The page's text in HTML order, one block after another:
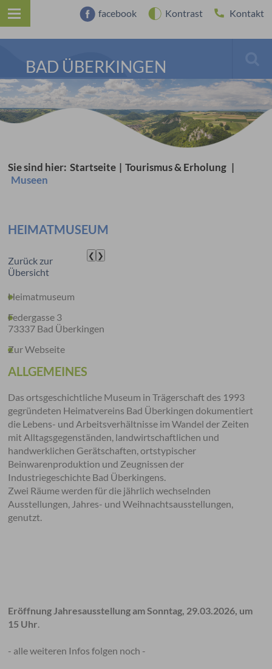
facebook Kontrast Kontakt
BAD ÜBERKINGEN
Sie sind hier: Startseite | Tourismus & Erholung |
Museen
HEIMATMUSEUM
Zurück zur
Übersicht
Heimatmuseum
Federgasse 3
73337 Bad Überkingen
Zur Webseite
❮ ❯
ALLGEMEINES
Das ortsgeschichtliche Museum in Trägerschaft des 1993
gegründeten Heimatvereins Bad Überkingen dokumentiert
die Lebens- und Arbeitsverhältnisse im Wandel der Zeiten
mit Alltagsgegenständen, landwirtschaftlichen und
handwerklichen Gerätschaften, ortstypischer
Beinwarenproduktion und Zeugnissen der
Industriegeschichte Bad Überkingens.
Zwei Räume werden für die jährlich wechselnden
Ausstellungen, Jahres- und Weihnachtsausstellungen,
genutzt.
Eröffnung Jahresausstellung am Sonntag, 29.03.2026, um
15 Uhr.
- alle weiteren Infos folgen noch -